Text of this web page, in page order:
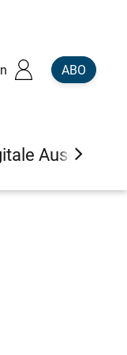
ABO
Ausgaben